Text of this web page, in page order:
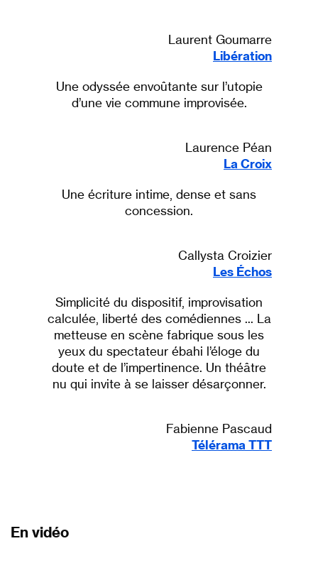
Laurent Goumarre
Libération
Une odyssée envoûtante sur l’utopie
d’une vie commune improvisée.
Laurence Péan
La Croix
Une écriture intime, dense et sans
concession.
Callysta Croizier
Les Échos
Simplicité du dispositif, improvisation
calculée, liberté des comédiennes ... La
metteuse en scène fabrique sous les
yeux du spectateur ébahi l’éloge du
doute et de l’impertinence. Un théâtre
nu qui invite à se laisser désarçonner.
Fabienne Pascaud
Télérama TTT
En vidéo